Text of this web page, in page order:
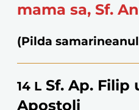
mama sa, Sf.
(Pilda
14 L Sf. Ap. Filip
Apostoli